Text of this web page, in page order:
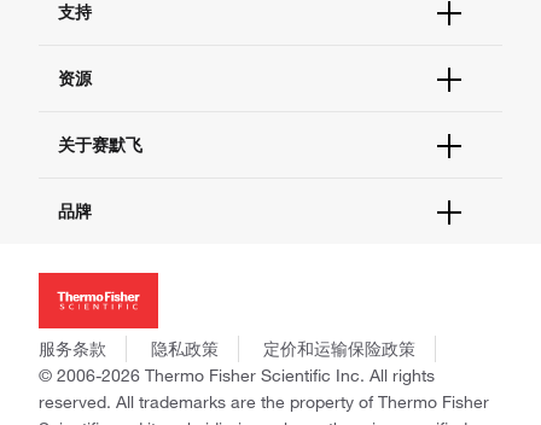
订单支持
现货供应中心
支持
联系我们 - 400 820 8982
查找文件&证书
资源
促销
社交媒体
关于赛默飞
招聘
新闻
社会责任
商标
政策和通知
品牌
Applied Biosystems
Invitrogen
Gibco
Ion Torrent
Unity Lab Services
服务条款 隐私政策
定价和运输保险政策
© 2006-2026 Thermo Fisher Scientific Inc. All rights
reserved. All trademarks are the property of Thermo Fisher